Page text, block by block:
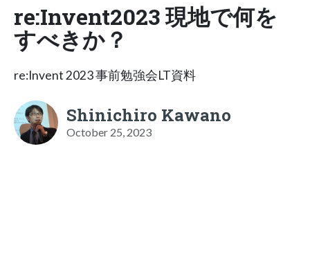
re:Invent2023 現地で何を
すべきか？
re:Invent 2023 事前勉強会LT資料
Shinichiro Kawano
October 25, 2023